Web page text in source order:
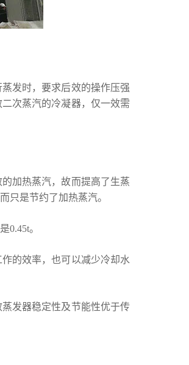
发时，要求后效的操作压强
次蒸汽的冷凝器，仅一效需
加热蒸汽，故而提高了生蒸
只是节约了加热蒸汽。
0.45t。
的效率，也可以减少冷却水
发器稳定性及节能性优于传